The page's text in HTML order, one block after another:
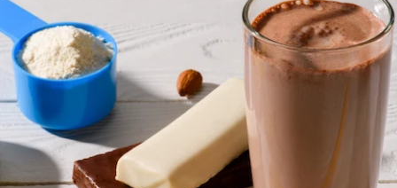
Termini di ricerca popolari
”Protein Powder“
”Overnight Oats“
”Vegan protein“
”Collagen“
”Micellar Casein“
PROTEIN POWDERS Best Seller